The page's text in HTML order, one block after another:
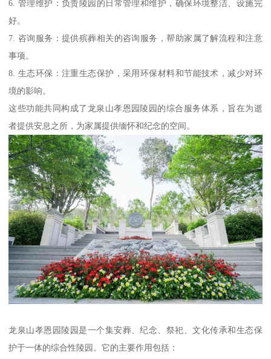
6. 管理维护：负责陵园的日常管理和维护，确保环境整洁、设施完
好。
7. 咨询服务：提供殡葬相关的咨询服务，帮助家属了解流程和注意
事项。
8. 生态环保：注重生态保护，采用环保材料和节能技术，减少对环
境的影响。
这些功能共同构成了龙泉山孝恩园陵园的综合服务体系，旨在为逝
者提供安息之所，为家属提供缅怀和纪念的空间。
龙泉山孝恩园陵园是一个集安葬、纪念、祭祀、文化传承和生态保
护于一体的综合性陵园。它的主要作用包括：